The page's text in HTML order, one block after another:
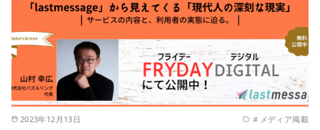
2023年12月13日 ＃メディア掲載